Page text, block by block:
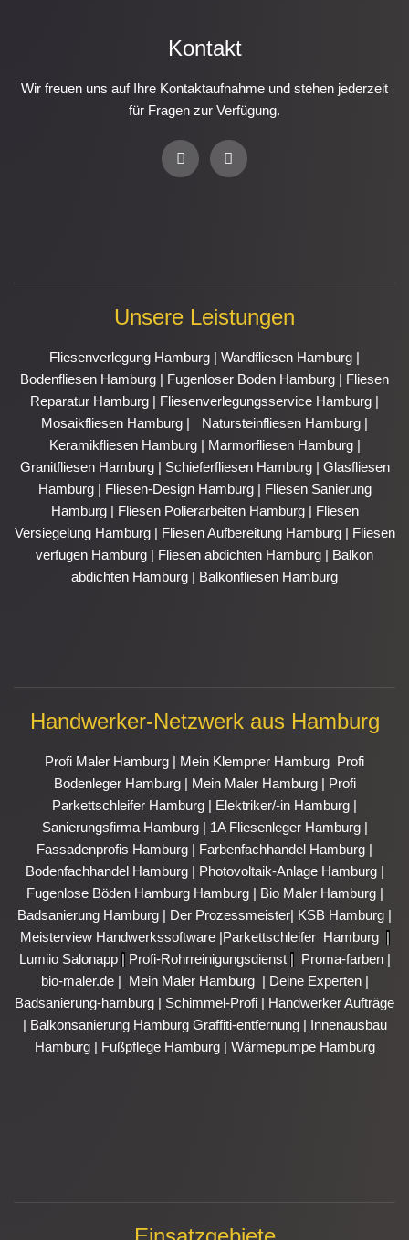
Kontakt
Wir freuen uns auf Ihre Kontaktaufnahme und stehen jederzeit
für Fragen zur Verfügung.
P
h
o
E
n
v
Unsere Leistungen
Fliesenverlegung Hamburg Wandfliesen Hamburg
Bodenfliesen Hamburg
Fugenloser Boden Hamburg
Fliesen
Reparatur Hamburg
Fliesenverlegungsservice Hamburg
Mosaikfliesen Hamburg
Natursteinfliesen Hamburg
Keramikfliesen Hamburg| Marmorfliesen Hamburg|
Granitfliesen Hamburg| Schieferfliesen Hamburg| Glasfliesen
Hamburg| Fliesen-Design Hamburg|
Fliesen Sanierung
Hamburg| Fliesen Polierarbeiten Hamburg|
Fliesen
Versiegelung Hamburg| Fliesen Aufbereitung Hamburg|
Fliesen
verfugen Hamburg
Fliesen abdichten Hamburg
Balkon
abdichten Hamburg
Balkonfliesen Hamburg
Handwerker-Netzwerk aus Hamburg
Profi Maler Hamburg Mein Klempner Hamburg
Profi
Bodenleger Hamburg| Mein Maler Hamburg|
Profi
Parkettschleifer Hamburg
Elektriker/-in Hamburg
Sanierungsfirma Hamburg
1A Fliesenleger Hamburg
Fassadenprofis Hamburg
Farbenfachhandel Hamburg
Bodenfachhandel Hamburg
Photovoltaik-Anlage Hamburg
Fugenlose Böden Hamburg Hamburg
Bio Maler Hamburg
Badsanierung Hamburg
Der Prozessmeister KSB Hamburg
Meisterview Handwerkssoftware |
Parkettschleifer Hamburg
Lumiio Salonapp
Profi-Rohrreinigungsdienst Proma-farben|
bio-maler.de| Mein Maler Hamburg Deine Experten|
Badsanierung-hamburg
Schimmel-Profi
Handwerker Aufträge
Balkonsanierung Hamburg Graffiti-entfernung|
Innenausbau
Hamburg
Fußpflege Hamburg| Wärmepumpe Hamburg